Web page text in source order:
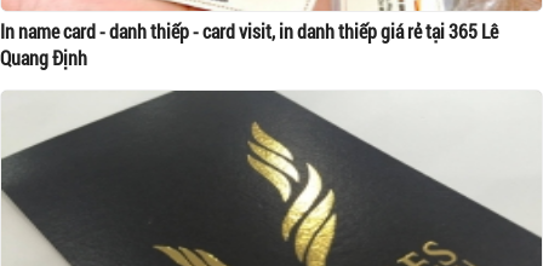
In name card - danh thiếp - card visit, in danh thiếp giá rẻ tại 365 Lê
Quang Định